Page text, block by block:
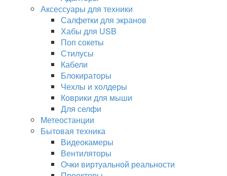
Аксессуары для техники
Салфетки для экранов
Хабы для USB
Поп сокеты
Стилусы
Кабели
Блокираторы
Чехлы и холдеры
Коврики для мыши
Для селфи
Метеостанции
Бытовая техника
Видеокамеры
Вентиляторы
Очки виртуальной реальности